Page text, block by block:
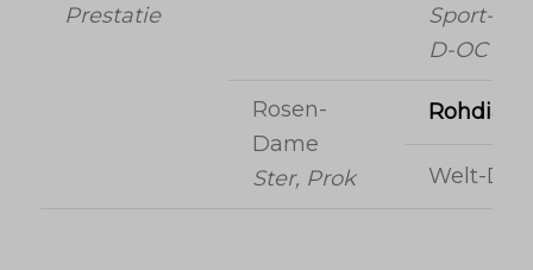
Prestatie
Sport-
D-OC
Rosen-
Dame
Ster, Prok
Welt-